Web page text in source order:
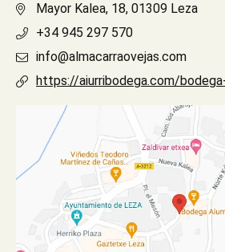
Mayor Kalea, 18, 01309 Leza
+34 945 297 570
info@almacarraovejas.com
https://aiurribodega.com/